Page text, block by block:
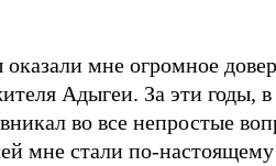
мне огромное
Адыгеи. За эти годы,
во все непростые
мне стали по-